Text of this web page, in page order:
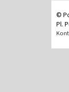
©
Pl.